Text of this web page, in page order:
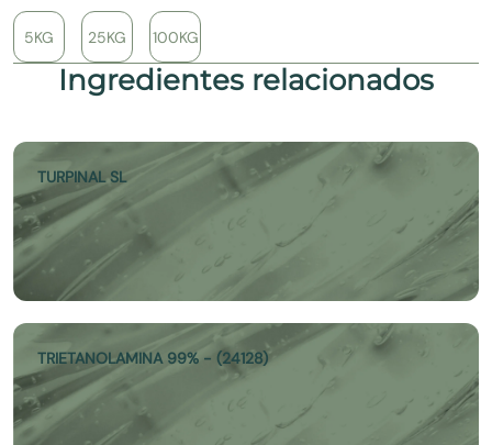
5KG 25KG 100KG
Ingredientes relacionados
TURPINAL SL
TRIETANOLAMINA 99% - (24128)